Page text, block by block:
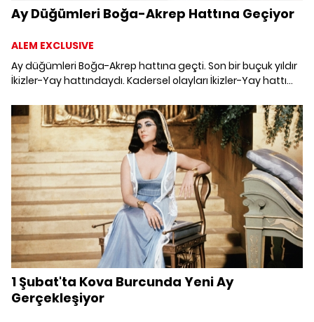
Ay Düğümleri Boğa-Akrep Hattına Geçiyor
ALEM EXCLUSIVE
Ay düğümleri Boğa-Akrep hattına geçti. Son bir buçuk yıldır
İkizler-Yay hattındaydı. Kadersel olayları İkizler-Yay hattı
haritamızda hangi alanı yönetiyorsa, orasıydı. Peki, ay
düğümlerinin Boğa-Akrep hattına geçişi burcunuza nasıl
etki edecek?
1 Şubat'ta Kova Burcunda Yeni Ay
Gerçekleşiyor